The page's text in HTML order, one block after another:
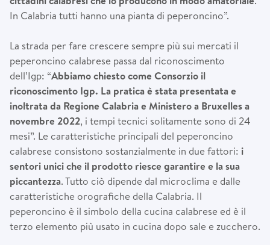
In Calabria tutti hanno una pianta di peperoncino”.
La strada per fare crescere sempre più sui mercati il
peperoncino calabrese passa dal riconoscimento
dell’Igp: “Abbiamo chiesto come Consorzio il
riconoscimento Igp. La praticaè stata presentata e
inoltrata da Regione Calabria e Ministero a Bruxelles a
novembre 2022, i tempi tecnici solitamente sono di 24
mesi”. Le caratteristiche principali del peperoncino
calabrese consistono sostanzialmente in due fattori: i
sentori unici che il prodotto riesce garantire e la sua
piccantezza. Tutto ciò dipende dal microclima e dalle
caratteristiche orografiche della Calabria. Il
peperoncino è il simbolo della cucina calabrese ed è il
terzo elemento più usato in cucina dopo sale e zucchero.